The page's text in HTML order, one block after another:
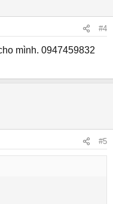
#4
mình. 0947459832
#5